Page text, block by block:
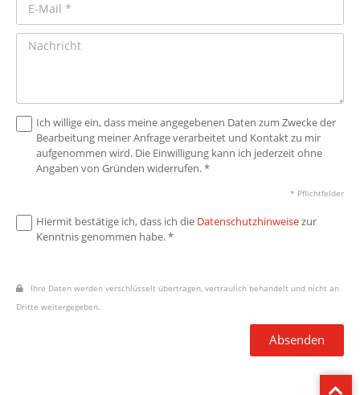
Ich willige ein, dass meine angegebenen Daten zum Zwecke der
Bearbeitung meiner Anfrage verarbeitet und Kontakt zu mir
aufgenommen wird. Die Einwilligung kann ich jederzeit ohne
Angaben von Gründen widerrufen. *
* Pflichtfelder
Hiermit bestätige ich, dass ich die Datenschutzhinweisezur
Kenntnis genommen habe. *
Ihre Daten werden verschlüsselt übertragen, vertraulich behandelt und nicht an
Dritte weitergegeben.
Absenden